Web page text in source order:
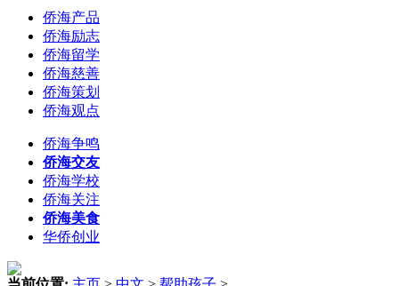
侨海产品
侨海励志
侨海留学
侨海慈善
侨海策划
侨海观点
侨海争鸣
侨海交友
侨海学校
侨海关注
侨海美食
华侨创业